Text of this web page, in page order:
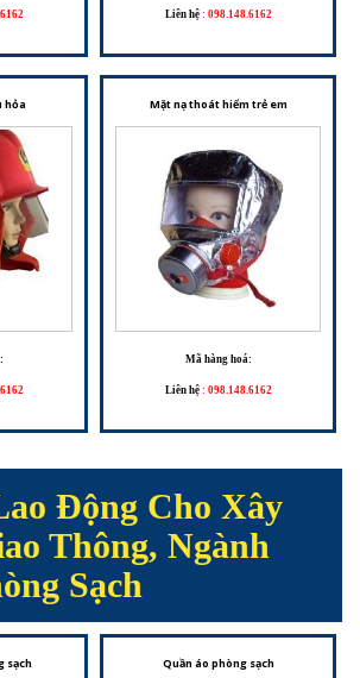
Liên hệ : 098.148.6162
hỏa Mặt nạ thoát hiểm trẻ em
Mã hàng hoá:
Liên hệ : 098.148.6162
Động Cho Xây
Thông, Ngành
Sạch
sạch Quần áo phòng sạch